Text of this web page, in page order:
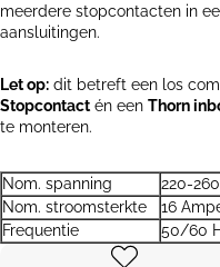
meerdere stopcontacten in
aansluitingen.
Let op: dit betreft een los
Stopcontact én een Thorn
te monteren.
Nom. spanning
220-
Nom. stroomsterkte
16
Frequentie
50/60